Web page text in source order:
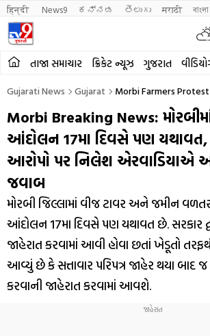
हिन्दी News9 ಕನ್ನಡ తెలుగు मराठी বাংলা
તાજા સમાચાર ક્રિકેટ ન્યૂઝ ગુજરાત
Gujarati News Gujarat Morbi Farmers
Morbi Breaking News:
આંદોલન 17મા દિવસે પણ યથાવત,
આરોપો પર નિલેશ એરવાડિયાએ
જવાબ
મોરબી જિલ્લામાં વીજ ટાવર અને જમીન
આંદોલન 17મા દિવસે પણ યથાવત છે. સરકાર
જાહેરાત કરવામાં આવી હોવા છતાં ખેડૂતો
આવ્યું છે કે સત્તાવાર પરિપત્ર જાહેર થયા બાદ
કરવાની જાહેરાત કરવામાં આવશે.